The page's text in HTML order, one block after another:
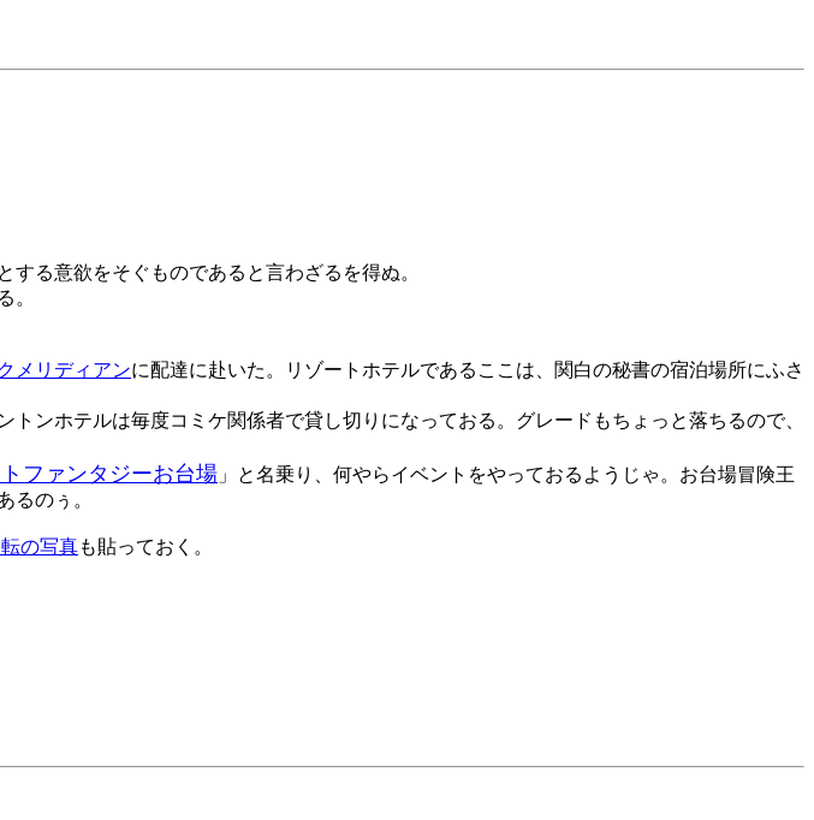
る意欲をそぐものであると言わざるを得ぬ。
。
メリディアンに配達に赴いた。リゾートホテルであるここは、関白の秘書の宿泊場所にふさ
ンホテルは毎度コミケ関係者で貸し切りになっておる。グレードもちょっと落ちるので、
ファンタジーお台場 」と名乗り、何やらイベントをやっておるようじゃ。お台場冒険王
るのぅ。
の写真も貼っておく。